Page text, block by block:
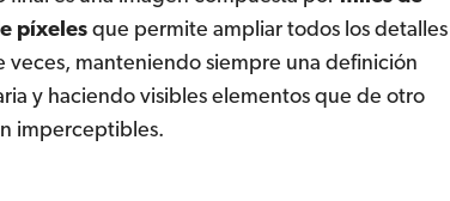
píxeles que permite ampliar todos los detalles
veces, manteniendo siempre una definición
y haciendo visibles elementos que de otro
imperceptibles.